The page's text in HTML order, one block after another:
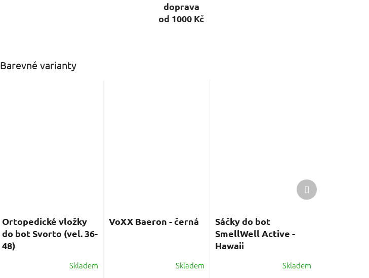
doprava
od 1000 Kč
Barevné varianty
Ortopedické vložky
do bot Svorto (vel. 36-
48)
Skladem
VoXX Baeron - černá
Skladem
Sáčky do bot
SmellWell Active -
Hawaii
Skladem
Další
produkt